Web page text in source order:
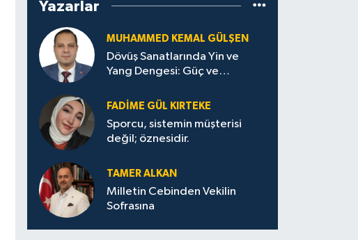
Yazarlar
MUHAMMED KEMAL GÜLŞEN
Dövüş Sanatlarında Yin ve
Yang Dengesi: Güç ve
FADIME GÜL KIRTEKE
Sporcu, sistemin müşterisi
değil; öznesidir.
TAMER ALKAN
Milletin Cebinden Vekilin
Sofrasına